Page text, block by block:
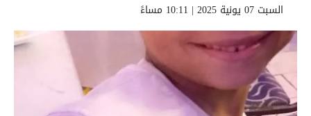
السبت 07 يونية 2025 | 10:11 مساءً